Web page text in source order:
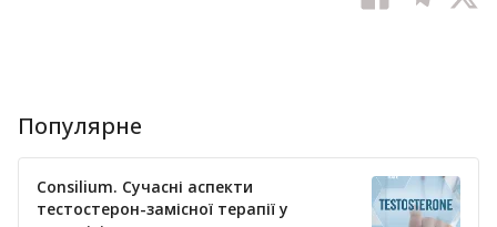
Популярне
Consilium. Сучасні аспекти
тестостерон-замісної терапії у